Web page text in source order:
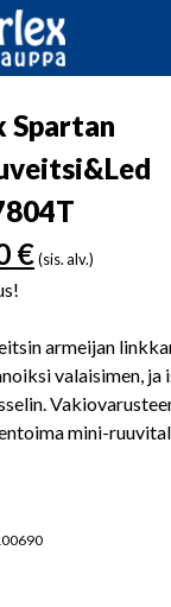
€Nykyinen
hinta
(sis. alv.)
armeijan
valaisimen, ja
mini-